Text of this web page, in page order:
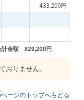
433,200円
計金額 829,200円
おりません。
ページのトップへもどる